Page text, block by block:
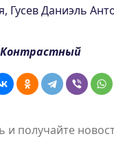
Гусев Даниэль
и получайте